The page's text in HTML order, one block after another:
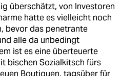
überschätzt, von Investoren
hatte es vielleicht noch
bevor das penetrante
alle da unbedingt
ist es eine überteuerte
bischen Sozialkitsch fürs
Boutiquen, tagsüber für